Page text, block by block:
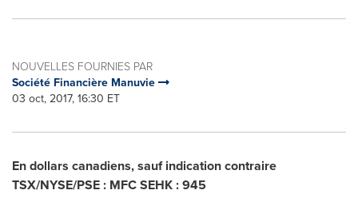
NOUVELLES FOURNIES PAR
Société Financière Manuvie
03 oct, 2017, 16:30 ET
En dollars canadiens, sauf indication contraire
TSX/NYSE/PSE : MFC SEHK : 945